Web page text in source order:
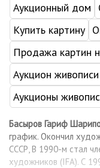
Аукционный дом
Купить картину
Продажа картин
Аукцион живописи
Аукционы
Басыров Гариф
график. Окончил
СССР, В 1990-м стал
художников (IFA). С